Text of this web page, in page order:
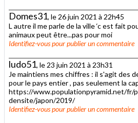
Domes31, le 26 juin 2021 à 22h45
L autre il me parle de la ville ‘c est fait
animaux peut être...pas pour moi
Identifiez-vouspour publier un commentaire
ludo51, le 23 juin 2021 à 23h31
Je maintiens mes chiffres : il s'agit des
pour le pays entier , pas seulement la
https://www.populationpyramid.net/fr/
densite/japon/2019/
Identifiez-vouspour publier un commentaire